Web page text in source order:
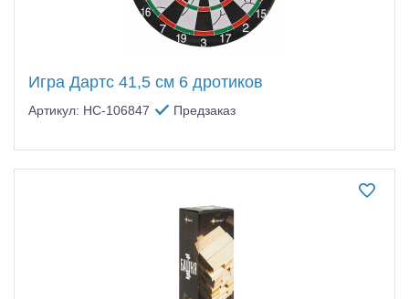
Игра Дартс 41,5 см 6 дротиков
Артикул: HC-106847 Предзаказ